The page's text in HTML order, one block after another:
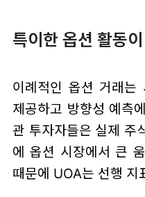
특이한 옵션 활동
이례적인 옵션 거래는
제공하고 방향성 예측
관 투자자들은 실제 주
에 옵션 시장에서 큰
때문에 UOA는 선행 지